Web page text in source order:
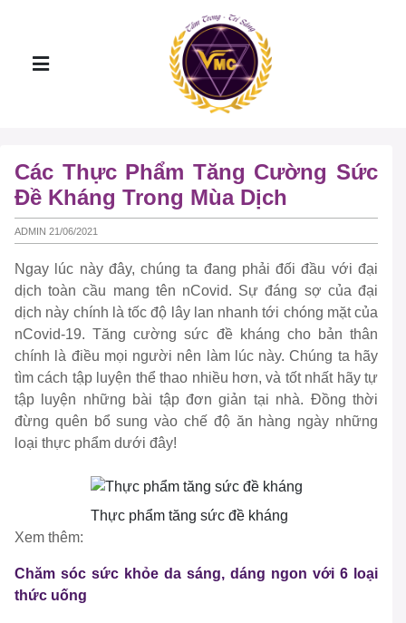
Các Thực Phẩm Tăng Cường Sức
Đề Kháng Trong Mùa Dịch
ADMIN 21/06/2021
Ngay lúc này đây, chúng ta đang phải đối đầu với đại
dịch toàn cầu mang tên nCovid. Sự đáng sợ của đại
dịch này chính là tốc độ lây lan nhanh tới chóng mặt của
nCovid-19. Tăng cường sức đề kháng cho bản thân
chính là điều mọi người nên làm lúc này. Chúng ta hãy
tìm cách tập luyện thể thao nhiều hơn, và tốt nhất hãy tự
tập luyện những bài tập đơn giản tại nhà. Đồng thời
đừng quên bổ sung vào chế độ ăn hàng ngày những
loại thực phẩm dưới đây!
Thực phẩm tăng sức đề kháng
Xem thêm:
Chăm sóc sức khỏe da sáng, dáng ngon với 6 loại
thức uống